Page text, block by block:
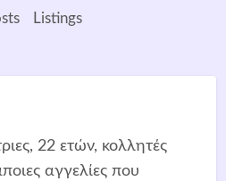
Listings
22 ετών, κολλητές
αγγελίες που